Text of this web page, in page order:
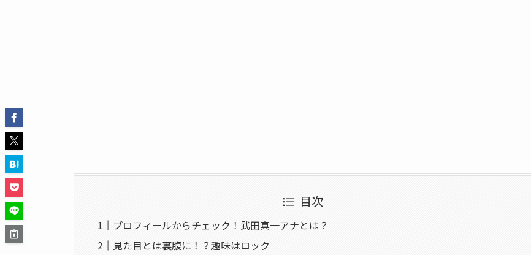
目次
プロフィールからチェック！武田真一アナとは？
見た目とは裏腹に！？趣味はロック